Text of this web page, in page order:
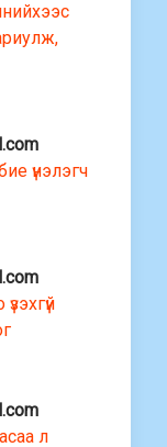
үнэлэгч
л